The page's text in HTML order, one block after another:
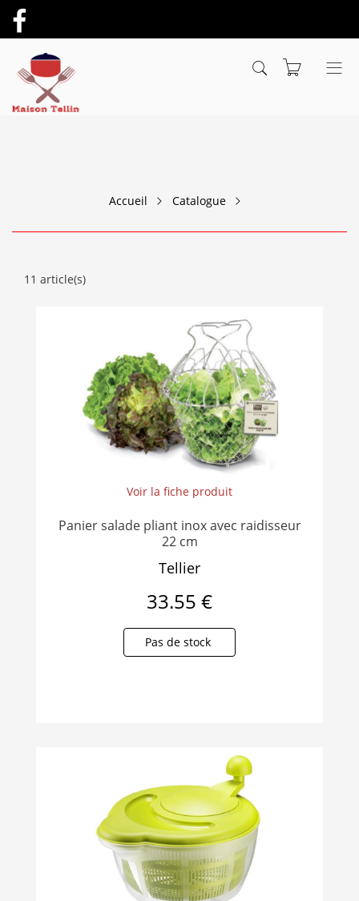
Accueil Catalogue
11 article(s)
Voir la fiche produit
Panier salade pliant inox avec raidisseur
22 cm
Tellier
33.55 €
Pas de stock